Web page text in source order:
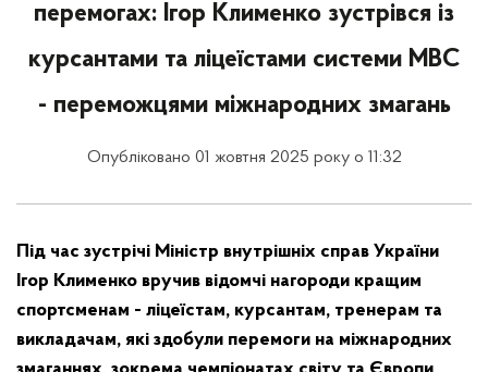
перемогах: Ігор Клименко зустрівся із
курсантами та ліцеїстами системи МВС
- переможцями міжнародних змагань
Опубліковано 01 жовтня 2025 року о 11:32
Під час зустрічі Міністр внутрішніх справ України
Ігор Клименко вручив відомчі нагороди кращим
спортсменам - ліцеїстам, курсантам, тренерам та
викладачам, які здобули перемоги на міжнародних